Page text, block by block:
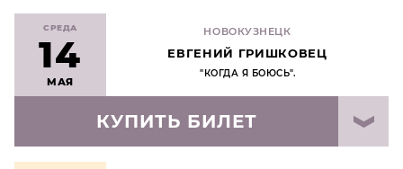
СРЕДА
14
МАЯ
НОВОКУЗНЕЦК
ЕВГЕНИЙ ГРИШКОВЕЦ
"КОГДА Я БОЮСЬ".
КУПИТЬ БИЛЕТ